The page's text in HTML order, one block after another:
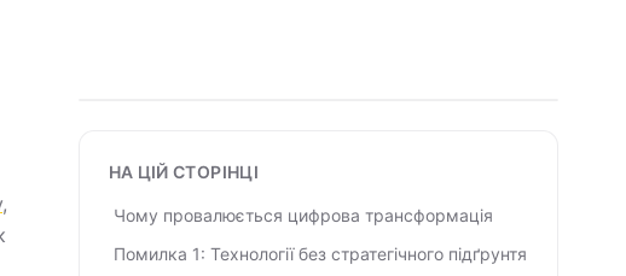
,
НА ЦІЙ СТОРІНЦІ
Чому провалюється цифрова трансформація
Помилка 1: Технології без стратегічного підґрунтя